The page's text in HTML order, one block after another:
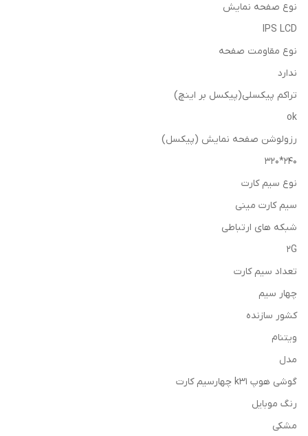
نوع صفحه نمایش
IPS LCD
نوع مقاومت صفحه
ندارد
تراکم پیکسلی(پیکسل بر اینچ)
ok
رزولوشن صفحه نمایش (پیکسل)
240*320
نوع سیم کارت
سیم کارت مینی
شبکه های ارتباطی
2G
تعداد سیم کارت
چهار سیم
کشور سازنده
ویتنام
مدل
گوشی هوپ k31 چهارسیم کارت
رنگ موبایل
مشکی